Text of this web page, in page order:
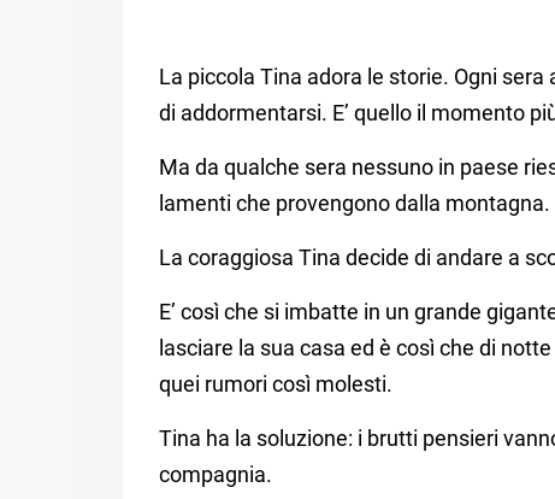
La piccola Tina adora le storie. Ogni
di addormentarsi. E’ quello il momento
Ma da qualche sera nessuno in paese
lamenti che provengono dalla montagna.
La coraggiosa Tina decide di andare a
E’ così che si imbatte in un grande
lasciare la sua casa ed è così che di
quei rumori così molesti.
Tina ha la soluzione: i brutti pensieri
compagnia.